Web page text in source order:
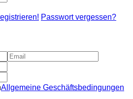
Passwort vergessen?
Allgemeine Geschäftsbedingungen